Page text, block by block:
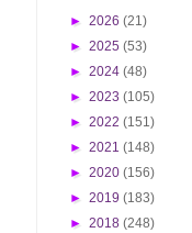
► 2026 (21)
► 2025 (53)
► 2024 (48)
► 2023 (105)
► 2022 (151)
► 2021 (148)
► 2020 (156)
► 2019 (183)
► 2018 (248)